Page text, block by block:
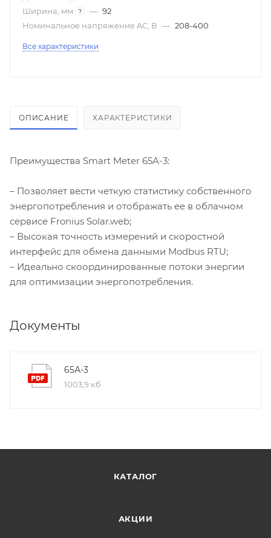
Ширина, мм
? — 92
Номинальное напряжение AC, В — 208-400
Все характеристики
ОПИСАНИЕ ХАРАКТЕРИСТИКИ
Преимущества Smart Meter 65A-3:
– Позволяет вести четкую статистику собственного
энергопотребления и отображать ее в облачном
сервисе Fronius Solar.web;
– Высокая точность измерений и скоростной
интерфейс для обмена данными Modbus RTU;
– Идеально скоординированные потоки энергии
для оптимизации энергопотребления.
Документы
65А-3
1003,9 кб
КАТАЛОГ
АКЦИИ